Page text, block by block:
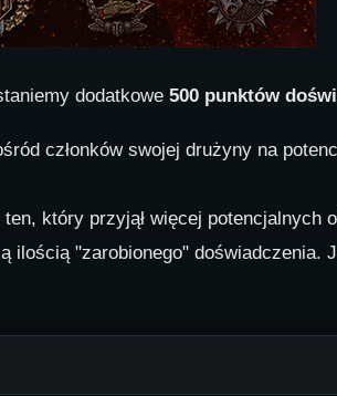
dodatkowe 500 punktów
członków swojej drużyny na
który przyjął więcej potencjalnych
"zarobionego" doświadczenia.